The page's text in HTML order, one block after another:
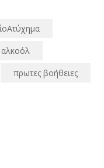
αλκοόλ
πρωτες βοήθειες